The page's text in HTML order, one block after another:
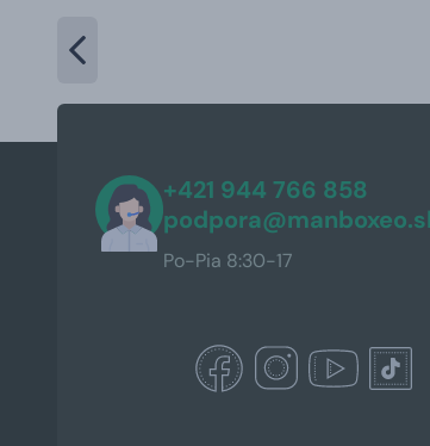
+421 944 766 858
Po-Pia 8:30-17